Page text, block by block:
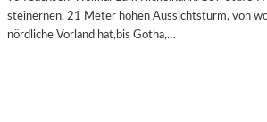
steinernen, 21 Meter hohen Aussichtsturm, von
nördliche Vorland hat,bis Gotha,…